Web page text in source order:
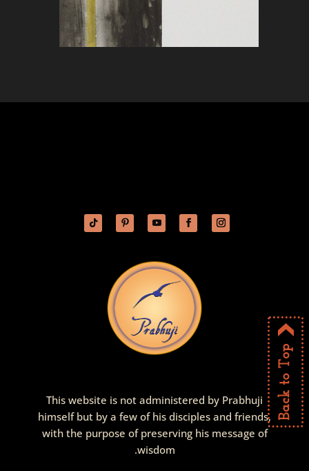
This website is not administered by Prabhuji
himself but by a few of his disciples and friends,
with the purpose of preserving his message of
wisdom.